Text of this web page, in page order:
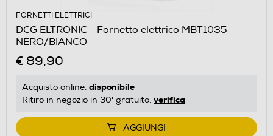
FORNETTI ELETTRICI
DCG ELTRONIC - Fornetto elettrico MBT1035-
NERO/BIANCO
€ 89,90
Acquisto online: disponibile
Ritiro in negozio in 30' gratuito: verifica
AGGIUNGI